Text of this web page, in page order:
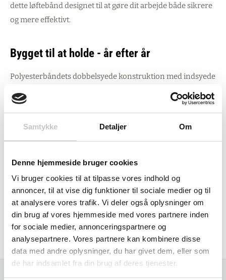
Samtykke Detaljer Om
Denne hjemmeside bruger cookies
Vi bruger cookies til at tilpasse vores indhold og
annoncer, til at vise dig funktioner til sociale medier og til
at analysere vores trafik. Vi deler også oplysninger om
din brug af vores hjemmeside med vores partnere inden
for sociale medier, annonceringspartnere og
analysepartnere. Vores partnere kan kombinere disse
data med andre oplysninger, du har givet dem, eller som
de har indsamlet fra din brug af deres tjenester.
dette løftebånd designet til at gøre dit arbejde både sikrere
og mere effektivt.
Bygget til at holde - år efter år
Polyesterbåndets dobbelsyede konstruktion med indsyede
forstærkede øjer sikrer holdbarhed, hvor det betyder mest.
Materialet står stærkt mod slid, kemikalier og
produktionsopgaver og udendørs byggeprojekter. De
forhindrer slid under tung belastning - præcis det, du har
brug for når sikkerhed og pålidelighed er på spil.
Som anerkendt producent med mange års erfaring i løfte-
og lastesikringsudstyr leverer Carl Stahl produkter, der
følger standarder og certificeringer inden for løfteudstyr.
Det betyder kvalitet, du kan stole på hver eneste gang.